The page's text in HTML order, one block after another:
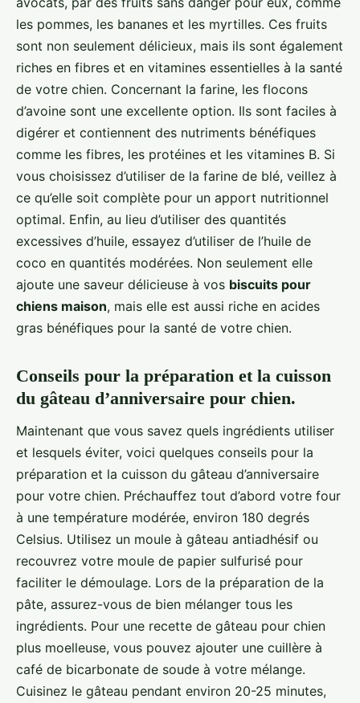
les pommes, les bananes et les myrtilles. Ces fruits
sont non seulement délicieux, mais ils sont également
riches en fibres et en vitamines essentielles à la santé
de votre chien. Concernant la farine, les flocons
d’avoine sont une excellente option. Ils sont faciles à
digérer et contiennent des nutriments bénéfiques
comme les fibres, les protéines et les vitamines B. Si
vous choisissez d’utiliser de la farine de blé, veillez à
ce qu’elle soit complète pour un apport nutritionnel
optimal. Enfin, au lieu d’utiliser des quantités
excessives d’huile, essayez d’utiliser de l’huile de
coco en quantités modérées. Non seulement elle
ajoute une saveur délicieuse à vos biscuits pour
chiens maison, mais elle est aussi riche en acides
gras bénéfiques pour la santé de votre chien.
Conseils pour la préparation et la cuisson
du gâteau d’anniversaire pour chien.
Maintenant que vous savez quels ingrédients utiliser
et lesquels éviter, voici quelques conseils pour la
préparation et la cuisson du gâteau d’anniversaire
pour votre chien. Préchauffez tout d’abord votre four
à une température modérée, environ 180 degrés
Celsius. Utilisez un moule à gâteau antiadhésif ou
recouvrez votre moule de papier sulfurisé pour
faciliter le démoulage. Lors de la préparation de la
pâte, assurez-vous de bien mélanger tous les
ingrédients. Pour une recette de gâteau pour chien
plus moelleuse, vous pouvez ajouter une cuillère à
café de bicarbonate de soude à votre mélange.
Cuisinez le gâteau pendant environ 20-25 minutes,